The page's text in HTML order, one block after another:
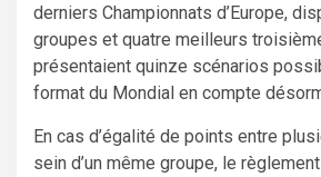
derniers Championnats d’Europe,
groupes et quatre meilleurs
présentaient quinze scénarios
format du Mondial en compte
En cas d’égalité de points entre
sein d’un même groupe, le